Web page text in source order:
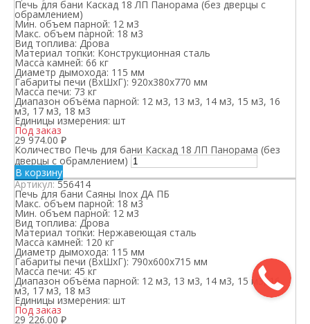
Печь для бани Каскад 18 ЛП Панорама (без дверцы с
обрамлением)
Мин. объем парной: 12 м3
Макс. объем парной: 18 м3
Вид топлива: Дрова
Материал топки: Конструкционная сталь
Масса камней: 66 кг
Диаметр дымохода: 115 мм
Габариты печи (ВхШхГ): 920x380x770 мм
Масса печи: 73 кг
Диапазон объёма парной: 12 м3, 13 м3, 14 м3, 15 м3, 16
м3, 17 м3, 18 м3
Единицы измерения: шт
Под заказ
29 974.00 ₽
Количество Печь для бани Каскад 18 ЛП Панорама (без
дверцы с обрамлением)
В корзину
Артикул:556414
Печь для бани Саяны Inox ДА ПБ
Макс. объем парной: 18 м3
Мин. объем парной: 12 м3
Вид топлива: Дрова
Материал топки: Нержавеющая сталь
Масса камней: 120 кг
Диаметр дымохода: 115 мм
Габариты печи (ВхШхГ): 790x600x715 мм
Масса печи: 45 кг
Диапазон объёма парной: 12 м3, 13 м3, 14 м3, 15 м3, 16
м3, 17 м3, 18 м3
Единицы измерения: шт
Под заказ
29 226.00 ₽